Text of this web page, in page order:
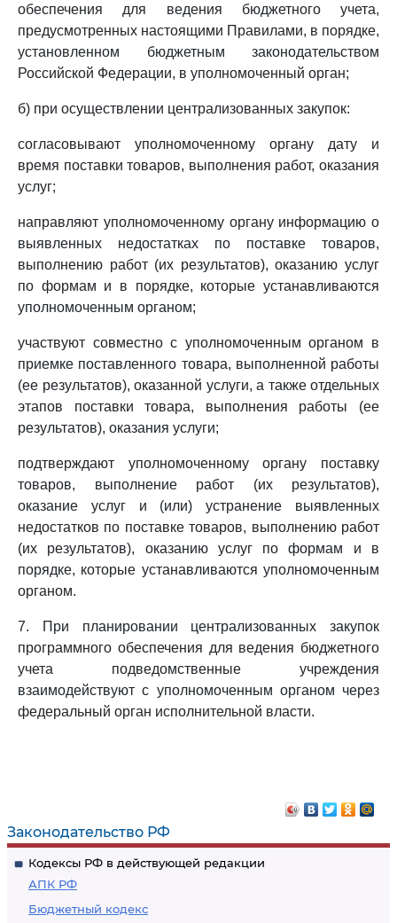
Законодательство РФ
Кодексы РФ в действующей редакции
АПК РФ
Бюджетный кодекс
обеспечения для ведения бюджетного учета,
предусмотренных настоящими Правилами, в порядке,
установленном бюджетным законодательством
Российской Федерации, в уполномоченный орган;
б) при осуществлении централизованных закупок:
согласовывают уполномоченному органу дату и
время поставки товаров, выполнения работ, оказания
услуг;
направляют уполномоченному органу информацию о
выявленных недостатках по поставке товаров,
выполнению работ (их результатов), оказанию услуг
по формам и в порядке, которые устанавливаются
уполномоченным органом;
участвуют совместно с уполномоченным органом в
приемке поставленного товара, выполненной работы
(ее результатов), оказанной услуги, а также отдельных
этапов поставки товара, выполнения работы (ее
результатов), оказания услуги;
подтверждают уполномоченному органу поставку
товаров, выполнение работ (их результатов),
оказание услуг и (или) устранение выявленных
недостатков по поставке товаров, выполнению работ
(их результатов), оказанию услуг по формам и в
порядке, которые устанавливаются уполномоченным
органом.
7. При планировании централизованных закупок
программного обеспечения для ведения бюджетного
учета подведомственные учреждения
взаимодействуют с уполномоченным органом через
федеральный орган исполнительной власти.